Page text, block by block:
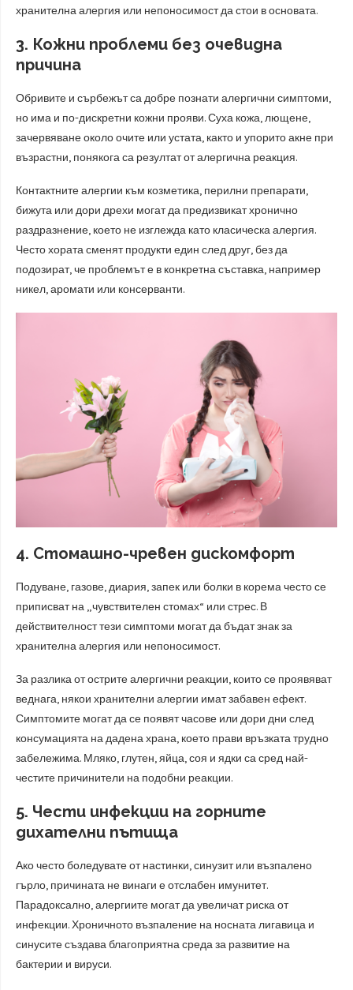
хранителна алергия или непоносимост да стои в основата.
3. Кожни проблеми без очевидна
причина
Обривите и сърбежът са добре познати алергични симптоми,
но има и по-дискретни кожни прояви. Суха кожа, лющене,
зачервяване около очите или устата, както и упорито акне при
възрастни, понякога са резултат от алергична реакция.
Контактните алергии към козметика, перилни препарати,
бижута или дори дрехи могат да предизвикат хронично
раздразнение, което не изглежда като класическа алергия.
Често хората сменят продукти един след друг, без да
подозират, че проблемът е в конкретна съставка, например
никел, аромати или консерванти.
4. Стомашно-чревен дискомфорт
Подуване, газове, диария, запек или болки в корема често се
приписват на „чувствителен стомах“ или стрес. В
действителност тези симптоми могат да бъдат знак за
хранителна алергия или непоносимост.
За разлика от острите алергични реакции, които се проявяват
веднага, някои хранителни алергии имат забавен ефект.
Симптомите могат да се появят часове или дори дни след
консумацията на дадена храна, което прави връзката трудно
забележима. Мляко, глутен, яйца, соя и ядки са сред най-
честите причинители на подобни реакции.
5. Чести инфекции на горните
дихателни пътища
Ако често боледувате от настинки, синузит или възпалено
гърло, причината не винаги е отслабен имунитет.
Парадоксално, алергиите могат да увеличат риска от
инфекции. Хроничното възпаление на носната лигавица и
синусите създава благоприятна среда за развитие на
бактерии и вируси.